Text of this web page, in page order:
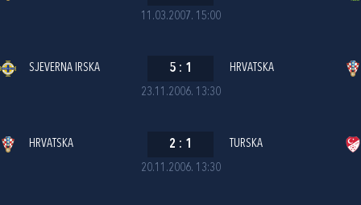
11.03.2007. 15:00
23.11.2006. 13:30
SJEVERNA IRSKA 5 : 1 HRVATSKA
20.11.2006. 13:30
HRVATSKA 2 : 1 TURSKA